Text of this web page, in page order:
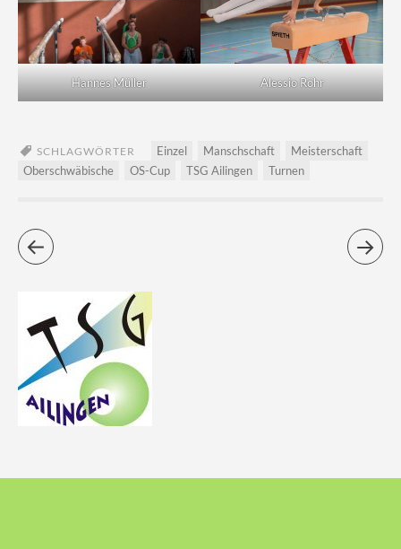
Hannes Müller Alessio Röhr
SCHLAGWÖRTER Einzel Manschschaft
Meisterschaft
Oberschwäbische
OS-Cup TSG Ailingen Turnen